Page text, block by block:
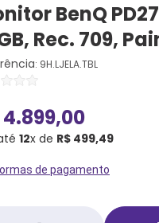
BenQ
Rec. 709,
: 9H.LJELA.TBL
4.899,00
12x de R$ 499,49
de pagamento